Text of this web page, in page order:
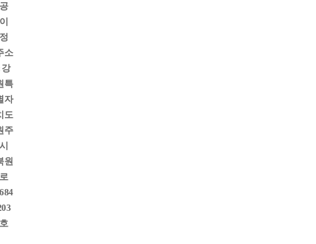
공
이
정
소
강
특
자
도
주
시
원
로
호